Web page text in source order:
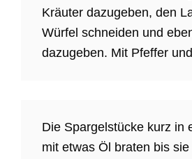
Kräuter dazugeben, den
Würfel schneiden und
dazugeben. Mit Pfeffer
Die Spargelstücke kurz in
mit etwas Öl braten bis